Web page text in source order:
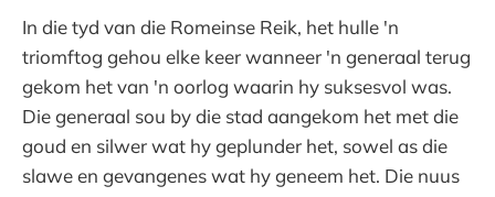
In die tyd van die Romeinse Reik, het hulle 'n
triomftog gehou elke keer wanneer 'n generaal terug
gekom het van 'n oorlog waarin hy suksesvol was.
Die generaal sou by die stad aangekom het met die
goud en silwer wat hy geplunder het, sowel as die
slawe en gevangenes wat hy geneem het. Die nuus